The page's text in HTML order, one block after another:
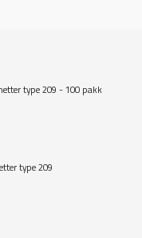
type 209 - 100 pakk
type 209